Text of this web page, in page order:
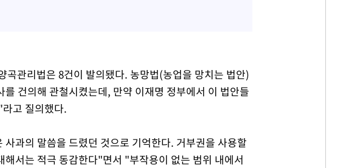
관리법은 8건이 발의됐다. 농망법(농업을 망치는 법안)
건의해 관철시켰는데, 만약 이재명 정부에서 이 법안들
고 질의했다.
과의 말씀을 드렸던 것으로 기억한다. 거부권을 사용할
서는 적극 동감한다"면서 "부작용이 없는 범위 내에서